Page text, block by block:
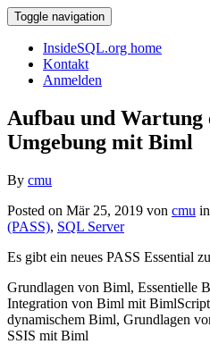
Toggle navigation
InsideSQL.org home
Kontakt
Anmelden
Aufbau und Wartung
Umgebung mit Biml
By cmu
Posted on Mär 25, 2019 von cmu in
(PASS), SQL Server
Es gibt ein neues PASS Essential
Grundlagen von Biml, Essentielle
Integration von Biml mit
dynamischem Biml, Grundlagen
SSIS mit Biml